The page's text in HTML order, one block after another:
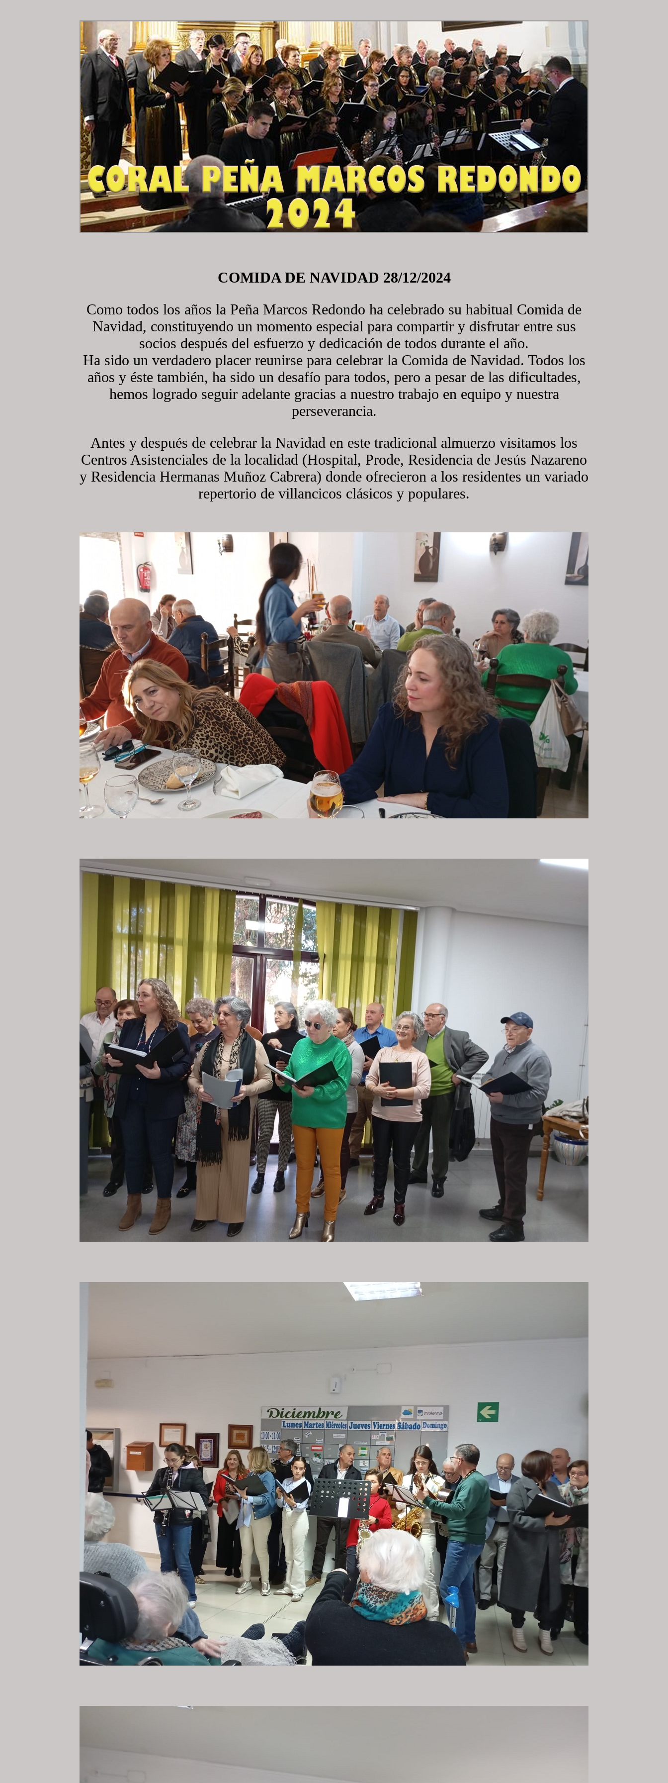
COMIDA DE NAVIDAD 28/12/2024
Como todos los años la Peña Marcos Redondo ha celebrado su habitual Comida de
Navidad, constituyendo un momento especial para compartir y disfrutar entre sus
socios después del esfuerzo y dedicación de todos durante el año.
Ha sido un verdadero placer reunirse para celebrar la Comida de Navidad. Todos los
años y éste también, ha sido un desafío para todos, pero a pesar de las dificultades,
hemos logrado seguir adelante gracias a nuestro trabajo en equipo y nuestra
perseverancia.
Antes y después de celebrar la Navidad en este tradicional almuerzo visitamos los
Centros Asistenciales de la localidad (Hospital, Prode, Residencia de Jesús Nazareno
y Residencia Hermanas Muñoz Cabrera) donde ofrecieron a los residentes un variado
repertorio de villancicos clásicos y populares.